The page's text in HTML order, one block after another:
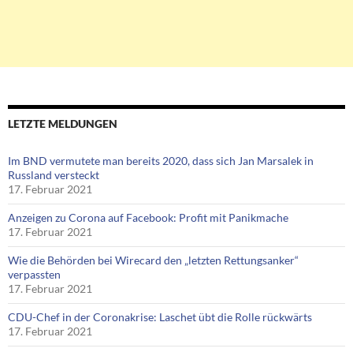
LETZTE MELDUNGEN
Im BND vermutete man bereits 2020, dass sich Jan Marsalek in
Russland versteckt
17. Februar 2021
Anzeigen zu Corona auf Facebook: Profit mit Panikmache
17. Februar 2021
Wie die Behörden bei Wirecard den „letzten Rettungsanker“
verpassten
17. Februar 2021
CDU-Chef in der Coronakrise: Laschet übt die Rolle rückwärts
17. Februar 2021